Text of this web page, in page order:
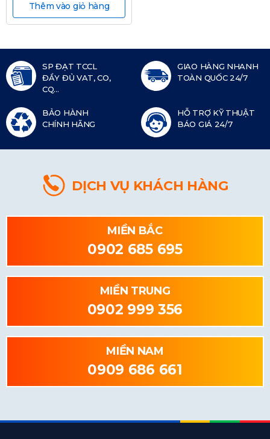
Thêm vào giỏ hàng
SP ĐẠT TCCL
ĐẦY ĐỦ VAT, CO,
CQ...
GIAO HÀNG NHANH
TOÀN QUỐC 24/7
BẢO HÀNH
CHÍNH HÃNG
HỖ TRỢ KỸ THUẬT
BÁO GIÁ 24/7
DỊCH VỤ KHÁCH HÀNG
MIỀN BẮC
0902 685 695
MIỀN TRUNG
0902 999 356
MIỀN NAM
0909 686 661